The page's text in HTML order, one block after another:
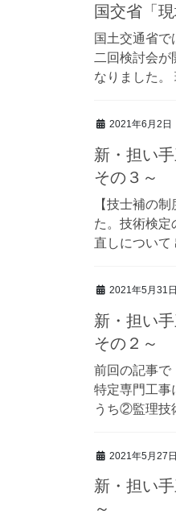
国交省「
国土交通省
二回検討会
なりました
2021年6月2日
新・担い
その３～
【技士補の
た。技術検
直しについ
2021年5月31日
新・担い
その２～
前回の記事で
特定専門工事
うち②監理技
2021年5月27日
新・担い
～